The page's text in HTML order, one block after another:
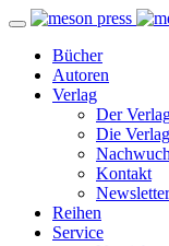
Bücher
Autoren
Verlag
Der
Die
Kontakt
Newsletter
Reihen
Service